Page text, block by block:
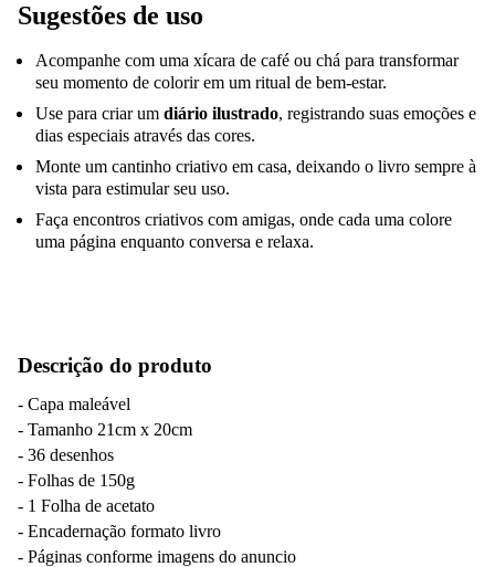
Sugestões de uso
Acompanhe com uma xícara de café ou chá para transformar
seu momento de colorir em um ritual de bem-estar.
Use para criar um diário ilustrado, registrando suas emoções e
dias especiais através das cores.
Monte um cantinho criativo em casa, deixando o livro sempre à
vista para estimular seu uso.
Faça encontros criativos com amigas, onde cada uma colore
uma página enquanto conversa e relaxa.
Descrição do produto
- Capa maleável
- Tamanho 21cm x 20cm
- 36 desenhos
- Folhas de 150g
- 1 Folha de acetato
- Encadernação formato livro
- Páginas conforme imagens do anuncio